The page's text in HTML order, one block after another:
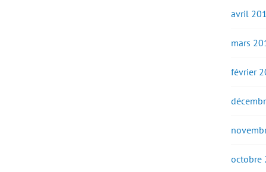
avril
mars
février
octobre